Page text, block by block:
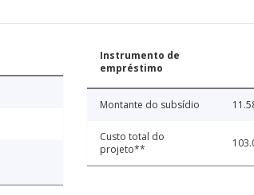
Instrumento de
empréstimo
Montante do subsídio
Custo total do
projeto**